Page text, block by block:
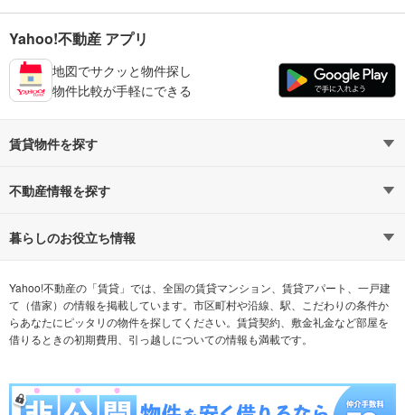
Yahoo!不動産 アプリ
地図でサクッと物件探し
物件比較が手軽にできる
賃貸物件を探す
路線・駅から探す
通勤時間から探す
不動産会社から探す 希望の条件から探す
テーマから探す ランキングから探す
不動産情報を探す
不動産・住宅
新築マンション 中古マンション
新築一戸建て 中古一戸建て
注文住宅 土地
暮らしのお役立ち情報
マンションカタログ 教えて！住まいの先生
Yahoo!不動産の「賃貸」では、全国の賃貸マンション、賃貸アパート、一戸建
て（借家）の情報を掲載しています。市区町村や沿線、駅、こだわりの条件か
らあなたにピッタリの物件を探してください。賃貸契約、敷金礼金など部屋を
借りるときの初期費用、引っ越しについての情報も満載です。